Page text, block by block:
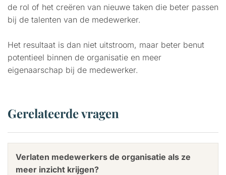
de rol of het creëren van nieuwe taken die beter passen
bij de talenten van de medewerker.
Het resultaat is dan niet uitstroom, maar beter benut
potentieel binnen de organisatie en meer
eigenaarschap bij de medewerker.
Gerelateerde vragen
Verlaten medewerkers de organisatie als ze
meer inzicht krijgen?